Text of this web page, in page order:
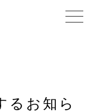
るお知ら